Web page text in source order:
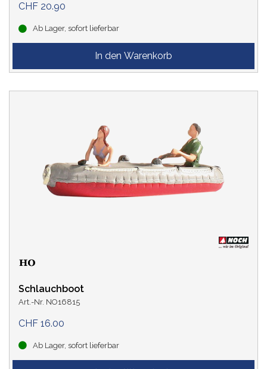
CHF 20.90
Ab Lager, sofort lieferbar
Schlauchboot
Art.-Nr. NO16815
CHF 16.00
Ab Lager, sofort lieferbar